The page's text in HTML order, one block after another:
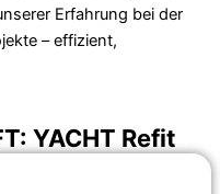
Erfahrung bei der
– effizient,
YACHT Refit